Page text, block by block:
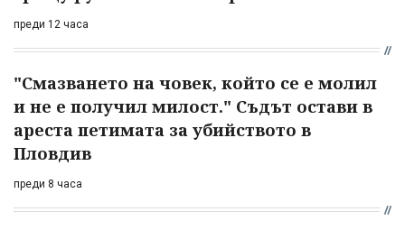
преди 12 часа
"Смазването на човек, който се е молил
и не е получил милост." Съдът остави в
ареста петимата за убийството в
Пловдив
преди 8 часа